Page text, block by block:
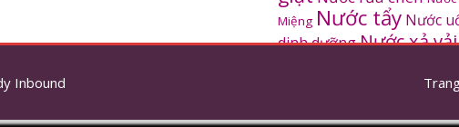
Miệng Nước tẩy Nước
dinh dưỡngNước xả vải
Sâm Hàn Quốc
Inbound